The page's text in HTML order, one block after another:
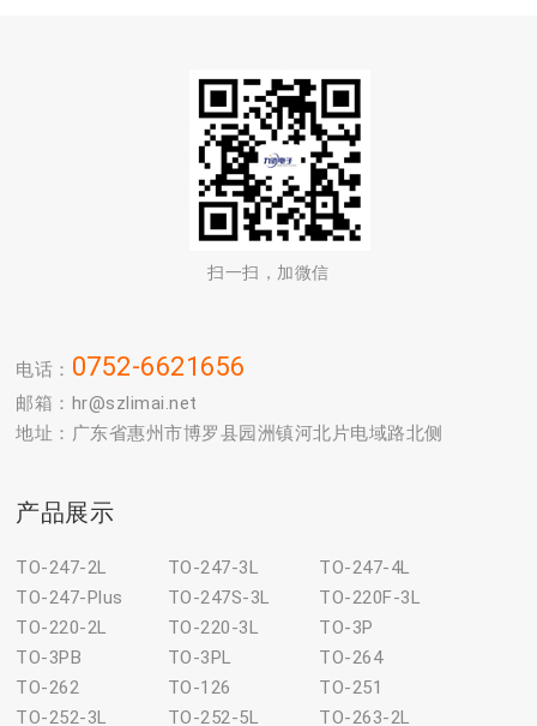
扫一扫，加微信
电话： 0752-6621656
邮箱：hr@szlimai.net
地址：广东省惠州市博罗县园洲镇河北片电域路北侧
产品展示
TO-247-2L TO-247-3L
TO-247-4L
TO-247-Plus
TO-247S-3L
TO-220F-3L
TO-220-2L
TO-220-3L
TO-3P
TO-3PB
TO-3PL
TO-264
TO-262
TO-126
TO-251
TO-252-3L
TO-252-5L TO-263-2L